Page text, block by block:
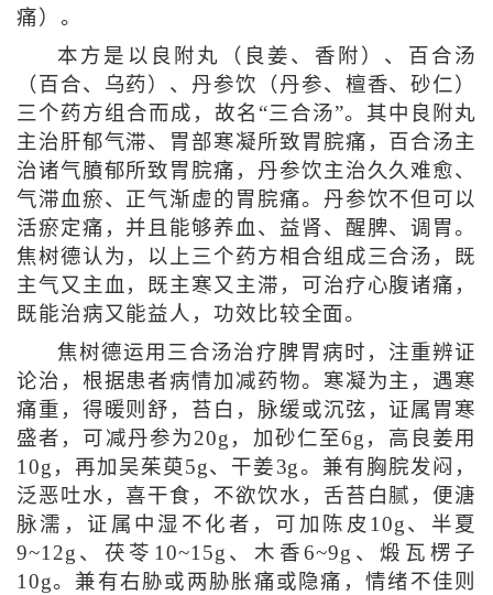
痛）。
本方是以良附丸（良姜、香附）、百合汤
（百合、乌药）、丹参饮（丹参、檀香、砂仁）
三个药方组合而成，故名“三合汤”。其中良附丸
主治肝郁气滞、胃部寒凝所致胃脘痛，百合汤主
治诸气膹郁所致胃脘痛，丹参饮主治久久难愈、
气滞血瘀、正气渐虚的胃脘痛。丹参饮不但可以
活瘀定痛，并且能够养血、益肾、醒脾、调胃。
焦树德认为，以上三个药方相合组成三合汤，既
主气又主血，既主寒又主滞，可治疗心腹诸痛，
既能治病又能益人，功效比较全面。
焦树德运用三合汤治疗脾胃病时，注重辨证
论治，根据患者病情加减药物。寒凝为主，遇寒
痛重，得暖则舒，苔白，脉缓或沉弦，证属胃寒
盛者，可减丹参为20g，加砂仁至6g，高良姜用
10g，再加吴茱萸5g、干姜3g。兼有胸脘发闷，
泛恶吐水，喜干食，不欲饮水，舌苔白腻，便溏
脉濡，证属中湿不化者，可加陈皮10g、半夏
9~12g、茯苓10~15g、木香6~9g、煅瓦楞子
10g。兼有右胁或两胁胀痛或隐痛，情绪不佳则